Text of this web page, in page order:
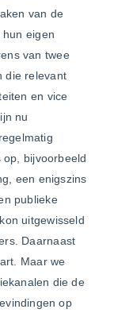
van de
eigen
van twee
die relevant
en vice
nu
bijvoorbeeld
een enigszins
publieke
uitgewisseld
Daarnaast
Maar we
die de
op